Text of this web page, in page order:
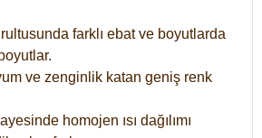
farklı ebat ve boyutlarda
ve zenginlik katan geniş renk
homojen ısı dağılımı